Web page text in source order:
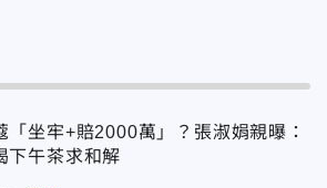
「坐牢+賠2000萬」？張淑娟親曝：
下午茶求和解